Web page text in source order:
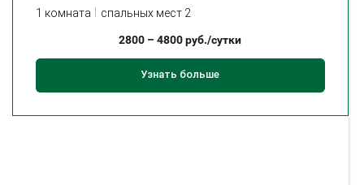
1 комната спальных мест 2
2800 –4800руб./сутки
Узнать больше